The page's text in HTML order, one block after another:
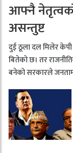
आफ्नै
असन्तुष्ट
दुई ठूला दल मिलेर
बितेको छ। तर
बनेको सरकारले